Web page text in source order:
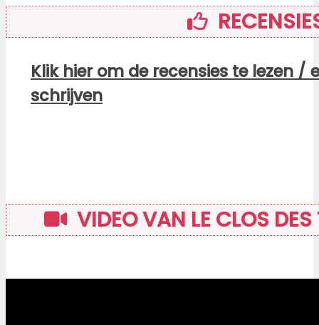
Klik hier om de recensies te lezen /
schrijven
VIDEO VAN LE CLOS DES